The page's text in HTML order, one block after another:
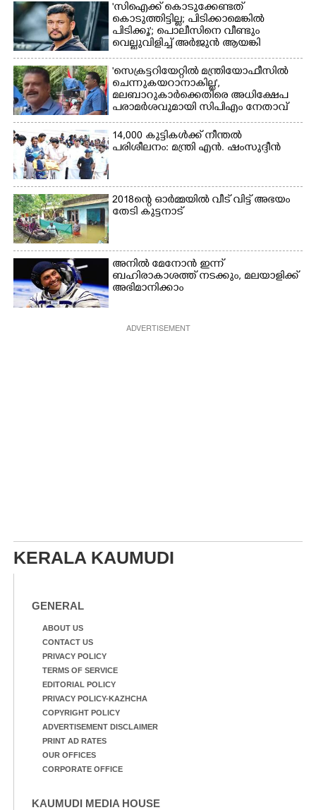
'സിഐക്ക് കൊടുക്കേണ്ടത്
കൊടുത്തിട്ടില്ല; പിടിക്കാമെങ്കിൽ
പിടിക്കൂ'; പൊലീസിനെ വീണ്ടും
വെല്ലുവിളിച്ച് അർജുൻ ആയങ്കി
'സെക്രട്ടറിയേറ്റിൽ മന്ത്രിയോഫീസിൽ
ചെന്നുകയറാനാകില്ല',
മലബാറുകാർക്കെതിരെ അധിക്ഷേപ
പരാമർശവുമായി സിപിഎം നേതാവ്‌
14,000 കുട്ടികൾക്ക് നീന്തൽ
പരിശീലനം: മന്ത്രി എൻ. ഷംസുദ്ദീൻ
2018ന്റെ ഓർമ്മയിൽ വീട് വിട്ട് അഭയം
തേടി കുട്ടനാട്
അനിൽ മേനോൻ ഇന്ന്
ബഹിരാകാശത്ത് നടക്കും, മലയാളിക്ക്
അഭിമാനിക്കാം
ADVERTISEMENT
KERALA KAUMUDI
GENERAL
ABOUT US
CONTACT US
PRIVACY POLICY
TERMS OF SERVICE
EDITORIAL POLICY
PRIVACY POLICY-KAZHCHA
COPYRIGHT POLICY
ADVERTISEMENT DISCLAIMER
PRINT AD RATES
OUR OFFICES
CORPORATE OFFICE
KAUMUDI MEDIA HOUSE